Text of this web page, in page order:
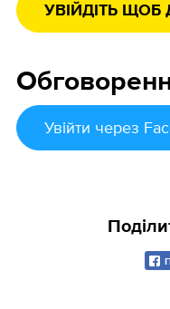
УВІЙДІТЬ
Увійти через